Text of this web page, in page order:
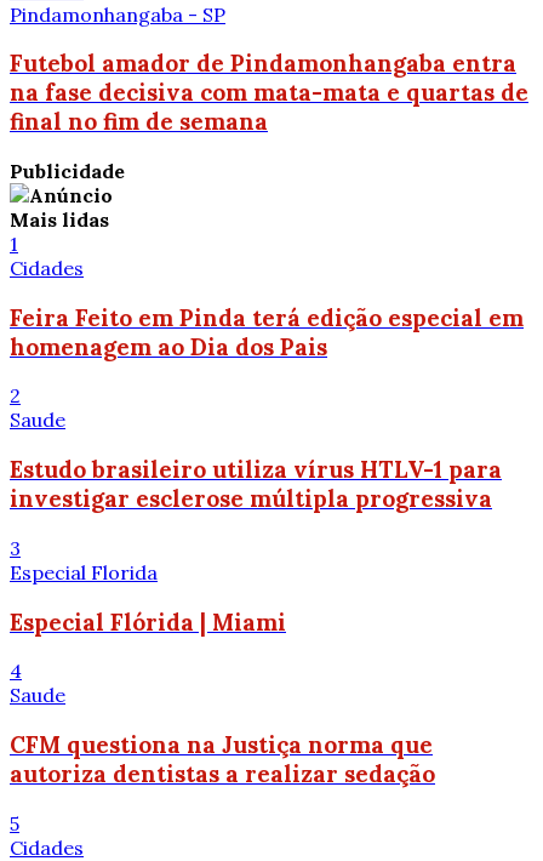
Pindamonhangaba - SP
Futebol amador de Pindamonhangaba entra
na fase decisiva com mata-mata e quartas de
final no fim de semana
Publicidade
Mais lidas
1
Cidades
Feira Feito em Pinda terá edição especial em
homenagem ao Dia dos Pais
2
Saude
Estudo brasileiro utiliza vírus HTLV-1 para
investigar esclerose múltipla progressiva
3
Especial Florida
Especial Flórida | Miami
4
Saude
CFM questiona na Justiça norma que
autoriza dentistas a realizar sedação
5
Cidades